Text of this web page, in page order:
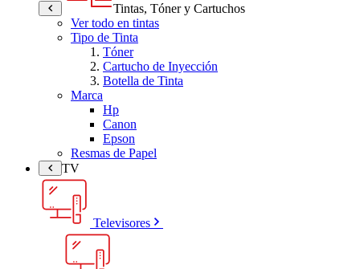
Tintas, Tóner y Cartuchos
Ver todo en tintas
Tipo de Tinta
Tóner
Cartucho de Inyección
Botella de Tinta
Marca
Hp
Canon
Epson
Resmas de Papel
TV
Televisores